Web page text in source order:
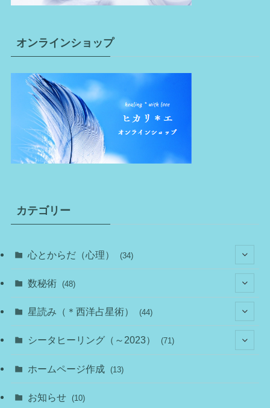
オンラインショップ
カテゴリー
心とからだ（心理） (34)
(1)
(22)
(7)
(7)
数秘術 (48)
(11)
(10)
星読み（＊西洋占星術） (44)
(11)
(8)
シータヒーリング（～2023） (71)
(14)
ホームページ作成 (13)
お知らせ (10)